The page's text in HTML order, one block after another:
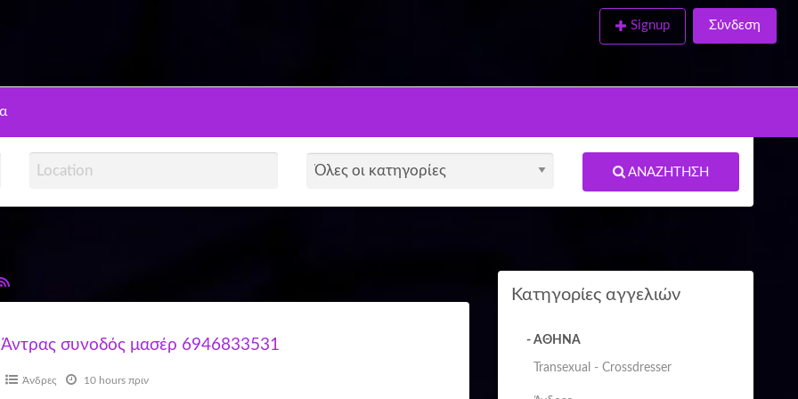
Signup Σύνδεση
ΑΝΑΖΉΤΗΣΗ
Άντρας συνοδός μασέρ 6946833531
Άνδρες 10 hours πριν
Κατηγορίες αγγελιών
- ΑΘΗΝΑ
Transexual - Crossdresser